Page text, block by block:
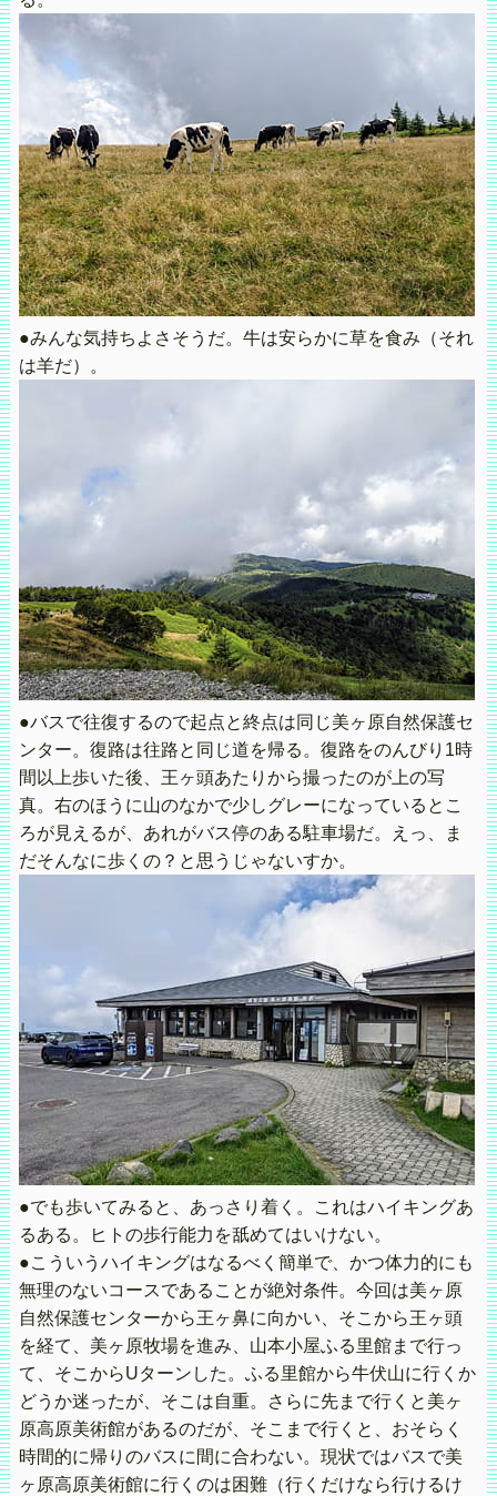
●みんな気持ちよさそうだ。牛は安らかに草を食み（それ
は羊だ）。
●バスで往復するので起点と終点は同じ美ヶ原自然保護セ
ンター。復路は往路と同じ道を帰る。復路をのんびり1時
間以上歩いた後、王ヶ頭あたりから撮ったのが上の写
真。右のほうに山のなかで少しグレーになっているとこ
ろが見えるが、あれがバス停のある駐車場だ。えっ、ま
だそんなに歩くの？と思うじゃないすか。
●でも歩いてみると、あっさり着く。これはハイキングあ
るある。ヒトの歩行能力を舐めてはいけない。
●こういうハイキングはなるべく簡単で、かつ体力的にも
無理のないコースであることが絶対条件。今回は美ヶ原
自然保護センターから王ヶ鼻に向かい、そこから王ヶ頭
を経て、美ヶ原牧場を進み、山本小屋ふる里館まで行っ
て、そこからUターンした。ふる里館から牛伏山に行くか
どうか迷ったが、そこは自重。さらに先まで行くと美ヶ
原高原美術館があるのだが、そこまで行くと、おそらく
時間的に帰りのバスに間に合わない。現状ではバスで美
ヶ原高原美術館に行くのは困難（行くだけなら行けるけ